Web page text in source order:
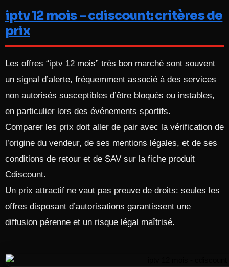
iptv 12 mois – cdiscount: critères de
prix
Les offres “iptv 12 mois” très bon marché sont souvent
un signal d’alerte, fréquemment associé à des services
non autorisés susceptibles d’être bloqués ou instables,
en particulier lors des événements sportifs.
Comparer les prix doit aller de pair avec la vérification de
l’origine du vendeur, de ses mentions légales, et de ses
conditions de retour et de SAV sur la fiche produit
Cdiscount.
Un prix attractif ne vaut pas preuve de droits: seules les
offres disposant d’autorisations garantissent une
diffusion pérenne et un risque légal maîtrisé.